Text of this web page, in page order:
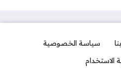
سياسة الخصوصية
الاستخدام